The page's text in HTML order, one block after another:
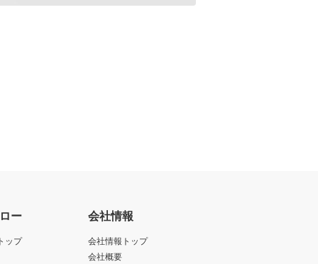
ー
ップ
会社情報
会社情報トップ
会社概要